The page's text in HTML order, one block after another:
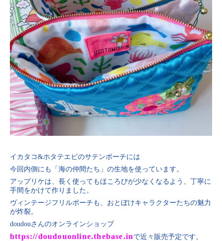
イカタコ&ホタテエビのサテンポーチには
今回内側にも「海の仲間たち」の生地を使っています。
アップリケは、長く使ってもほころびが少なくなるよう、丁寧に
手間をかけて作りました。
ヴィンテージフリルポーチも、おとぼけキャラクターたちの魅力
が炸裂。
doudouさんのオンラインショップ
https://doudouonline.thebase.in で近々販売予定です。